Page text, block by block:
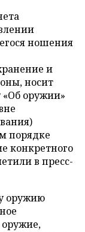
ношения
и
носит
оружии»
порядке
конкретного
в пресс-
оружию
оружие,